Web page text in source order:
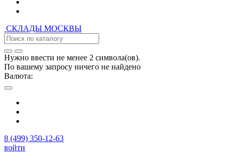
СКЛАДЫ МОСКВЫ
Нужно ввести не менее 2 символа(ов).
По вашему запросу ничего не найдено
Валюта:
8 (499) 350-12-63
войти